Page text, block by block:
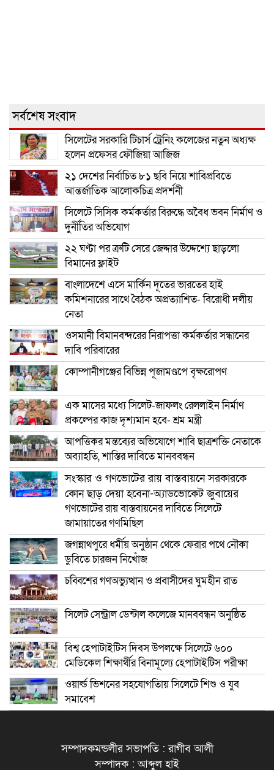
সর্বশেষ সংবাদ
সিলেটের সরকারি টিচার্স ট্রেনিং কলেজের নতুন অধ্যক্ষ
হলেন প্রফেসর ফৌজিয়া আজিজ
২১ দেশের নির্বাচিত ৮১ ছবি নিয়ে শাবিপ্রবিতে
আন্তর্জাতিক আলোকচিত্র প্রদর্শনী
সিলেটে সিসিক কর্মকর্তার বিরুদ্ধে অবৈধ ভবন নির্মাণ ও
দুর্নীতির অভিযোগ
২২ ঘণ্টা পর ত্রুটি সেরে জেদ্দার উদ্দেশ্যে ছাড়লো
বিমানের ফ্লাইট
বাংলাদেশে এসে মার্কিন দূতের ভারতের হাই
কমিশনারের সাথে বৈঠক অপ্রত্যাশিত- বিরোধী দলীয়
নেতা
ওসমানী বিমানবন্দরের নিরাপত্তা কর্মকর্তার সন্ধানের
দাবি পরিবারের
কোম্পানীগঞ্জের বিভিন্ন পূজামণ্ডপে বৃক্ষরোপণ
এক মাসের মধ্যে সিলেট-জাফলং রেললাইন নির্মাণ
প্রকল্পের কাজ দৃশ্যমান হবে- শ্রম মন্ত্রী
আপত্তিকর মন্তব্যের অভিযোগে শাবি ছাত্রশক্তি নেতাকে
অব্যাহতি, শাস্তির দাবিতে মানববন্ধন
সংস্কার ও গণভোটের রায় বাস্তবায়নে সরকারকে
কোন ছাড় দেয়া হবেনা-অ্যাডভোকেট জুবায়ের
গণভোটের রায় বাস্তবায়নের দাবিতে সিলেটে
জামায়াতের গণমিছিল
জগন্নাথপুরে ধর্মীয় অনুষ্ঠান থেকে ফেরার পথে নৌকা
ডুবিতে চারজন নিখোঁজ
চব্বিশের গণঅভ্যুত্থান ও প্রবাসীদের ঘুমহীন রাত
সিলেট সেন্ট্রাল ডেন্টাল কলেজে মানববন্ধন অনুষ্ঠিত
বিশ্ব হেপাটাইটিস দিবস উপলক্ষে সিলেটে ৬০০
মেডিকেল শিক্ষার্থীর বিনামূল্যে হেপাটাইটিস পরীক্ষা
ওয়ার্ল্ড ভিশনের সহযোগতিায় সিলেটে শিশু ও যুব
সমাবেশ
সম্পাদকমন্ডলীর সভাপতি : রাগীব আলী
সম্পাদক : আব্দুল হাই